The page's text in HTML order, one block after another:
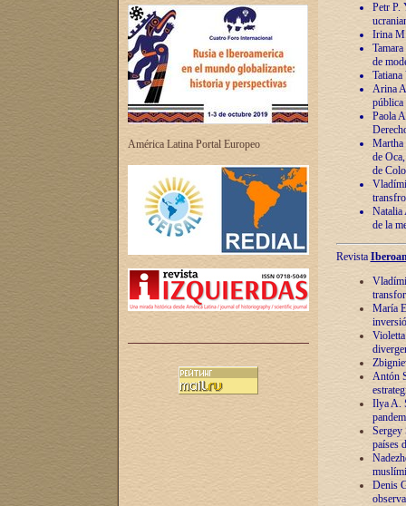
América Latina Portal Europeo
Petr P.
Irina
de
Arina
pública
Paola
Martha
de
de
Natalia
de la
Revista
María
Antón
Ilya A.
Sergey
países
Denis